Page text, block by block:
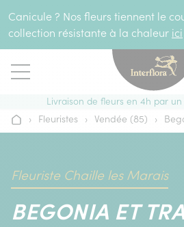
Canicule ? Nos fleurs tiennent le
collection résistante à la chaleur ici
Livraison de fleurs en 4h par
Accueil
› Fleuristes › Vendée (85) ›
Fleuriste Chaille les Marais
BEGONIA ET